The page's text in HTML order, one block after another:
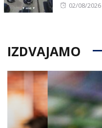
Posted
02/08/2026
IZDVAJAMO